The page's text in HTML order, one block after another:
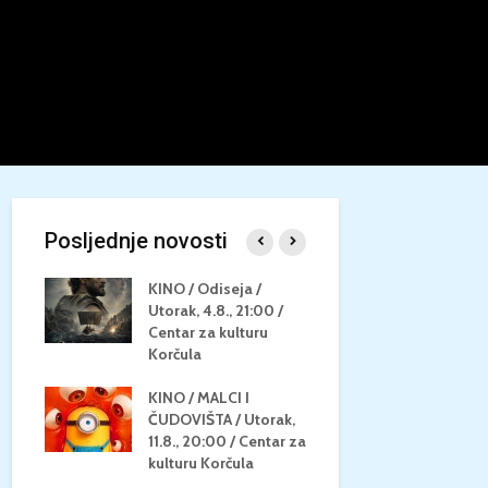
Posljednje novosti
KINO / Odiseja /
Utorak, 4.8., 21:00 /
Centar za kulturu
Korčula
KINO / MALCI I
ČUDOVIŠTA / Utorak,
11.8., 20:00 / Centar za
kulturu Korčula